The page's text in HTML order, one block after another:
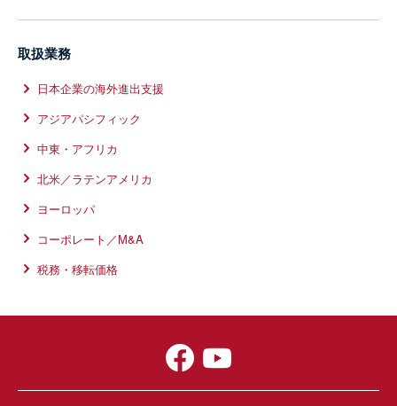
取扱業務
日本企業の海外進出支援
アジアパシフィック
中東・アフリカ
北米／ラテンアメリカ
ヨーロッパ
コーポレート／M&A
税務・移転価格